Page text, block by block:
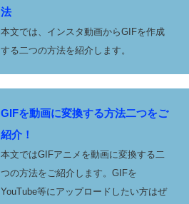
法
本文では、インスタ動画からGIFを作成
する二つの方法を紹介します。
GIFを動画に変換する方法二つをご
紹介！
本文ではGIFアニメを動画に変換する二
つの方法をご紹介します。GIFを
YouTube等にアップロードしたい方はぜ